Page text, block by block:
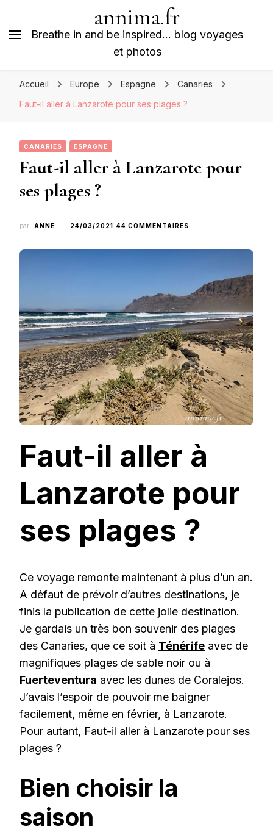
annima.fr
Breathe in and be inspired… blog voyages
et photos
Accueil Europe Espagne
Canaries
Faut-il aller à Lanzarote pour ses plages ?
CANARIES ESPAGNE
Faut-il aller à Lanzarote pour
ses plages ?
par ANNE 24/03/2021 44 COMMENTAIRES
LANZAROTE
POUR
SES
PLAGES
?
Faut-il aller à
Lanzarote pour
ses plages ?
Ce voyage remonte maintenant à plus d’un an.
A défaut de prévoir d’autres destinations, je
finis la publication de cette jolie destination.
Je gardais un très bon souvenir des plages
des Canaries, que ce soit à Ténérife avec de
magnifiques plages de sable noir ou à
Fuerteventura avec les dunes de Coralejos.
J’avais l’espoir de pouvoir me baigner
facilement, même en février, à Lanzarote.
Pour autant, Faut-il aller à Lanzarote pour ses
plages ?
Bien choisir la
saison